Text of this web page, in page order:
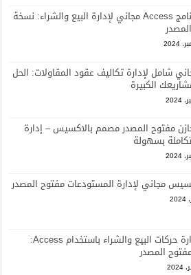
تحميل برنامج Access مجاني لإدارة البيع والشراء: نسخة
شامل لإدارة تكاليف عقود المقاولات: الحل
الكبيرة
مفتوح المصدر مصمم بالاكسيس – إدارة
بسهولة
مجاني لإدارة المستودعات مفتوح المصدر
برنامج إدارة حركات البيع والشراء باستخدام Access:
المصدر